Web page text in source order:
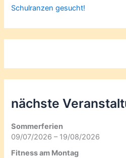
Schulranzen gesucht!
nächste
Sommerferien
09/07/2026 – 19/08/2026
Fitness am Montag